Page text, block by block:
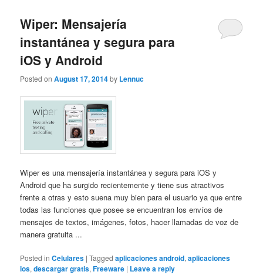
Wiper: Mensajería
instantánea y segura para
iOS y Android
Posted onAugust 17, 2014by Lennuc
Wiper es una mensajería instantánea y segura para iOS y
Android que ha surgido recientemente y tiene sus atractivos
frente a otras y esto suena muy bien para el usuario ya que entre
todas las funciones que posee se encuentran los envíos de
mensajes de textos, imágenes, fotos, hacer llamadas de voz de
manera gratuita ...
Posted in Celulares |Tagged aplicaciones android,aplicaciones
ios,descargar gratis,Freeware | Leave a reply